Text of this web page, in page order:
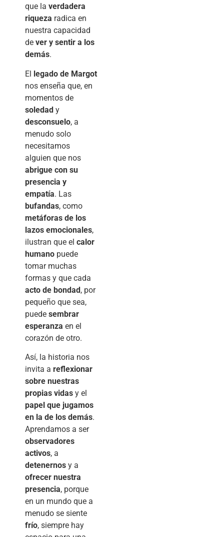
que la verdadera
riqueza radica en
nuestra capacidad
de ver y sentir a los
demás.
El legado de Margot
nos enseña que, en
momentos de
soledad y
desconsuelo, a
menudo solo
necesitamos
alguien que nos
abrigue con su
presencia y
empatía. Las
bufandas, como
metáforas de los
lazos emocionales,
ilustran que el calor
humano puede
tomar muchas
formas y que cada
acto de bondad, por
pequeño que sea,
puede sembrar
esperanza en el
corazón de otro.
Así, la historia nos
invita a reflexionar
sobre nuestras
propias vidas y el
papel que jugamos
en la de los demás.
Aprendamos a ser
observadores
activos, a
detenernos y a
ofrecer nuestra
presencia, porque
en un mundo que a
menudo se siente
frío, siempre hay